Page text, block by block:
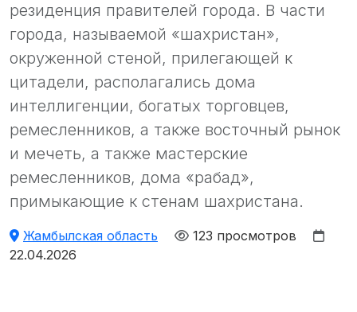
резиденция правителей города. В части
города, называемой «шахристан»,
окруженной стеной, прилегающей к
цитадели, располагались дома
интеллигенции, богатых торговцев,
ремесленников, а также восточный рынок
и мечеть, а также мастерские
ремесленников, дома «рабад»,
примыкающие к стенам шахристана.
Жамбылская область
123 просмотров
22.04.2026